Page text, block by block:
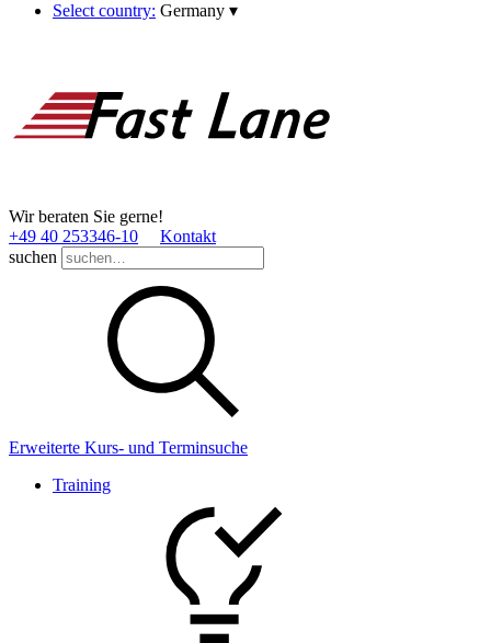
Select country: Germany ▾
Wir beraten Sie gerne!
+49 40 253346­-10
Kontakt
suchen
Erweiterte Kurs- und Terminsuche
Training